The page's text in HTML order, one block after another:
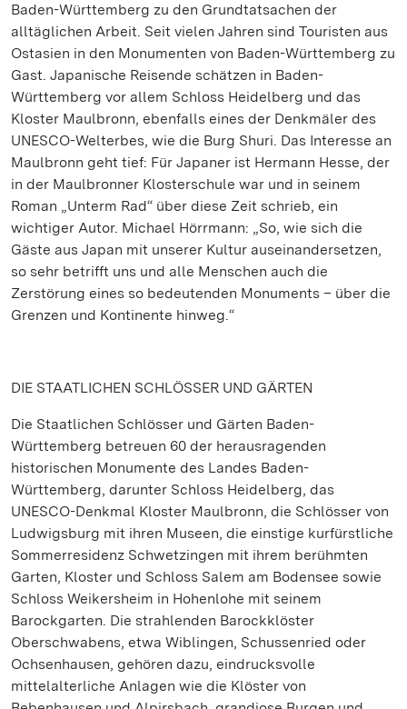
Baden-Württemberg zu den Grundtatsachen der
alltäglichen Arbeit. Seit vielen Jahren sind Touristen aus
Ostasien in den Monumenten von Baden-Württemberg zu
Gast. Japanische Reisende schätzen in Baden-
Württemberg vor allem Schloss Heidelberg und das
Kloster Maulbronn, ebenfalls eines der Denkmäler des
UNESCO-Welterbes, wie die Burg Shuri. Das Interesse an
Maulbronn geht tief: Für Japaner ist Hermann Hesse, der
in der Maulbronner Klosterschule war und in seinem
Roman „Unterm Rad“ über diese Zeit schrieb, ein
wichtiger Autor. Michael Hörrmann: „So, wie sich die
Gäste aus Japan mit unserer Kultur auseinandersetzen,
so sehr betrifft uns und alle Menschen auch die
Zerstörung eines so bedeutenden Monuments – über die
Grenzen und Kontinente hinweg.“
DIE STAATLICHEN SCHLÖSSER UND GÄRTEN
Die Staatlichen Schlösser und Gärten Baden-
Württemberg betreuen 60 der herausragenden
historischen Monumente des Landes Baden-
Württemberg, darunter Schloss Heidelberg, das
UNESCO-Denkmal Kloster Maulbronn, die Schlösser von
Ludwigsburg mit ihren Museen, die einstige kurfürstliche
Sommerresidenz Schwetzingen mit ihrem berühmten
Garten, Kloster und Schloss Salem am Bodensee sowie
Schloss Weikersheim in Hohenlohe mit seinem
Barockgarten. Die strahlenden Barockklöster
Oberschwabens, etwa Wiblingen, Schussenried oder
Ochsenhausen, gehören dazu, eindrucksvolle
mittelalterliche Anlagen wie die Klöster von